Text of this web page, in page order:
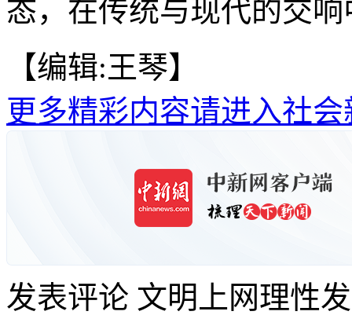
态，在传统与现代的交
【编辑:王琴】
更多精彩内容请进入社会
发表评论 文明上网理性